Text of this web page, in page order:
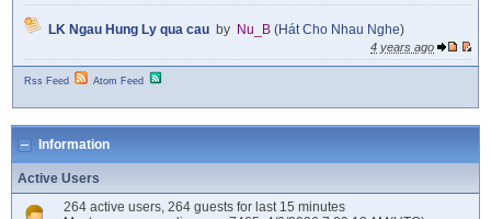
LK Ngau Hung Ly qua cau by Nu_B (Hát Cho Nhau Nghe)
4 years ago
Rss Feed Atom Feed
Information
Active Users
264 active users, 264 guests for last 15 minutes